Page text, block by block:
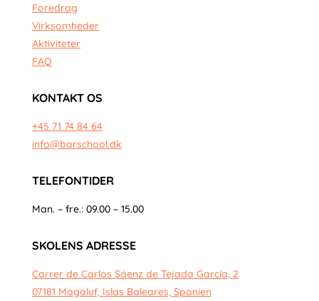
Foredrag
Virksomheder
Aktiviteter
FAQ
KONTAKT OS
+45 71 74 84 64
info@barschool.dk
TELEFONTIDER
Man. – fre.: 09.00 – 15.00
SKOLENS ADRESSE
Carrer de Carlos Sáenz de Tejada García, 2
07181 Magaluf, Islas Baleares, Spanien